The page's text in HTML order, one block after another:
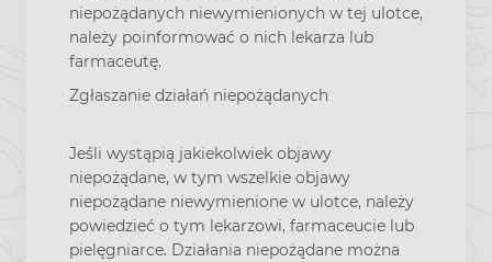
niepożądanych niewymienionych w tej ulotce,
należy poinformować o nich lekarza lub
farmaceutę.
Zgłaszanie działań niepożądanych
Jeśli wystąpią jakiekolwiek objawy
niepożądane, w tym wszelkie objawy
niepożądane niewymienione w ulotce, należy
powiedzieć o tym lekarzowi, farmaceucie lub
pielęgniarce. Działania niepożądane można